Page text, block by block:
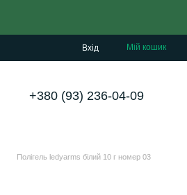
Вхід Мій кошик
+380 (93) 236-04-09
Полігель ledyarms білий 10 г номер 03